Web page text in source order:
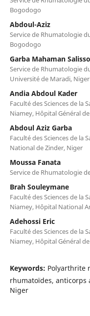
Bogodogo
Abdoul-Aziz
Service de Rhumatologie
Bogodogo
Garba Mahaman
Service de Rhumatologie
Université de Maradi, Niger
Andia Abdoul Kader
Faculté des Sciences de la
Niamey, Hôpital Général
Abdoul Aziz Garba
Faculté des Sciences de la
National de Zinder, Niger
Moussa Fanata
Service de Rhumatologie
Brah Souleymane
Faculté des Sciences de la
Niamey, Hôpital National
Adehossi Eric
Faculté des Sciences de la
Niamey, Hôpital Général
Keywords: Polyarthrite
rhumatoïdes, anticorps
Niger